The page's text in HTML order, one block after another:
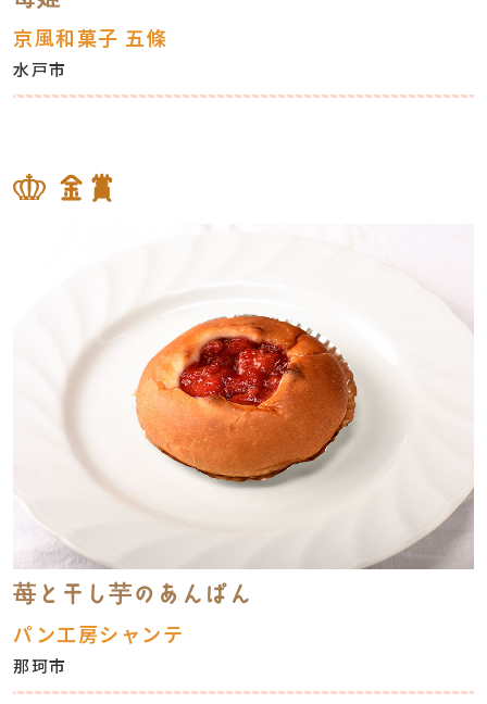
京風和菓子 五條
水戸市
金賞
苺と干し芋のあんぱん
パン工房シャンテ
那珂市